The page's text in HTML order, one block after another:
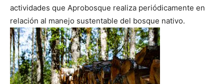
actividades que Aprobosque realiza periódicamente en
relación al manejo sustentable del bosque nativo.